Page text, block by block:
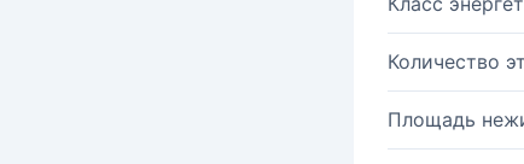
Количество
Площадь